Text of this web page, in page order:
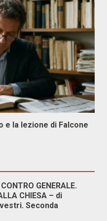
e la lezione di Falcone
GENERALE.
CHIESA – di
Seconda